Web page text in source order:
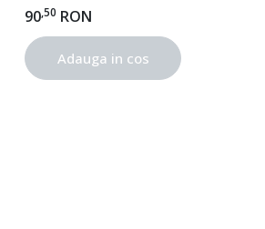
90,50 RON
Adauga in cos